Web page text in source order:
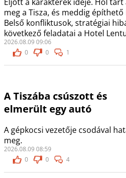
meg a Tisza, és meddig
Belső konfliktusok, stratégiai
következő feladatai a Hotel
2026.08.09 09:06
0
0 1
A Tiszába csúszott és
elmerült egy autó
A gépkocsi vezetője csodával
meg.
2026.08.09 08:59
0
0 4